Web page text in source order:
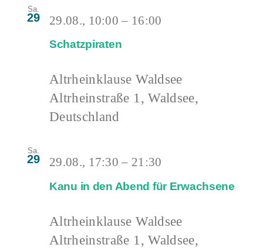
Sa.
29
Schatzpiraten
29.08., 10:00 – 16:00
Altrheinklause Waldsee
Altrheinstraße 1, Waldsee,
Deutschland
Sa.
29
Kanu in den Abend für Erwachsene
29.08., 17:30 – 21:30
Altrheinklause Waldsee
Altrheinstraße 1, Waldsee,